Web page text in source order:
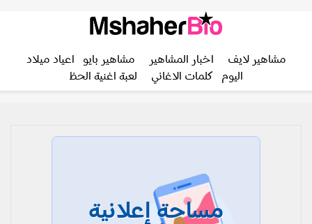
مشاهير لايف اخبار المشاهير مشاهير بايو
اعياد ميلاد
اليوم
كلمات الاغاني لعبة اغنية الحظ
مساحة إعلانية